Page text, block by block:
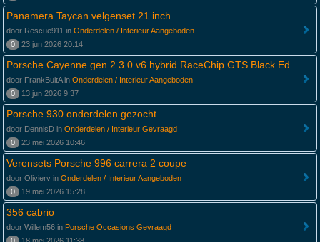
Panamera Taycan velgenset 21 inch
door Rescue911 in Onderdelen / Interieur Aangeboden
0
23 jun 2026 20:14
Porsche Cayenne gen 2 3.0 v6 hybrid RaceChip GTS Black Ed.
door FrankBuitA in Onderdelen / Interieur Aangeboden
0
13 jun 2026 9:37
Porsche 930 onderdelen gezocht
door DennisD in Onderdelen / Interieur Gevraagd
0
23 mei 2026 10:46
Verensets Porsche 996 carrera 2 coupe
door Olivierv in Onderdelen / Interieur Aangeboden
0
19 mei 2026 15:28
356 cabrio
door Willem56 in Porsche Occasions Gevraagd